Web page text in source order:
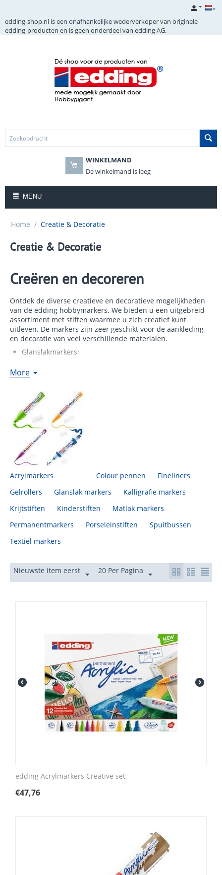
edding-shop.nl is een onafhankelijke wederverkoper van originele
edding-producten en is geen onderdeel van edding AG.
WINKELMAND
De winkelmand is leeg
MENU
Home / Creatie & Decoratie
Creatie & Decoratie
Creëren en decoreren
Ontdek de diverse creatieve en decoratieve mogelijkheden
van de edding hobbymarkers. We bieden u een uitgebreid
assortiment met stiften waarmee u zich creatief kunt
uitleven. De markers zijn zeer geschikt voor de aankleding
en decoratie van veel verschillende materialen.
Glanslakmarkers;
Textielmarkers;
Viltstiften;
Fineliners;
Gelrollers.
Tip: Voor al uw hobbycreaties hebben wij de juiste markers
in huis.
More
Acrylmarkers Colour pennen
Fineliners
Gelrollers
Glanslak markers
Kalligrafie markers
Krijtstiften
Kinderstiften
Matlak markers
Permanentmarkers
Porseleinstiften
Spuitbussen
Textiel markers
Nieuwste item eerst 20 Per Pagina
edding Acrylmarkers Creative set
€47,76